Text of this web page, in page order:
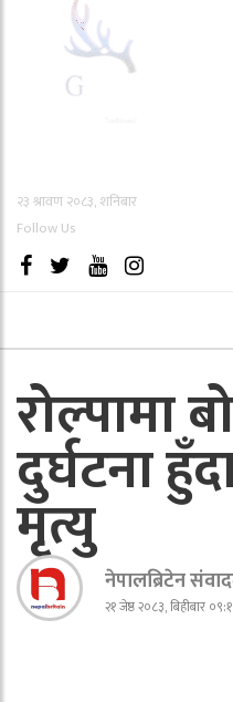
२३ श्रावण २०८३, शनिबार
Follow Us
रोल्पामा
दुर्घटना
मृत्यु
नेपालब्रिटेन
२१ जेष्ठ २०८३, बिहीबार